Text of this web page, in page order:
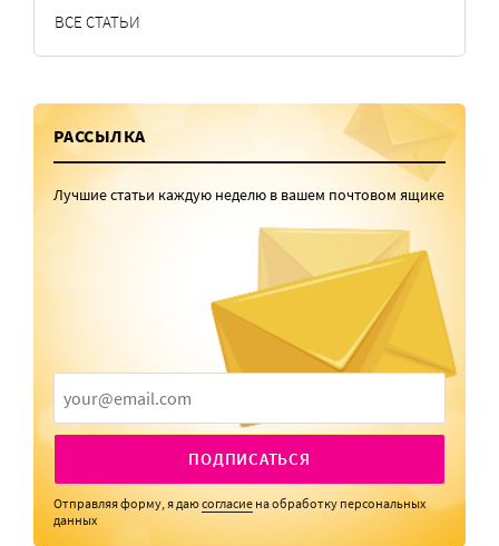
ВСЕ СТАТЬИ
РАССЫЛКА
Лучшие статьи каждую неделю в вашем почтовом ящике
ПОДПИСАТЬСЯ
Отправляя форму, я даюсогласие на обработку персональных
данных